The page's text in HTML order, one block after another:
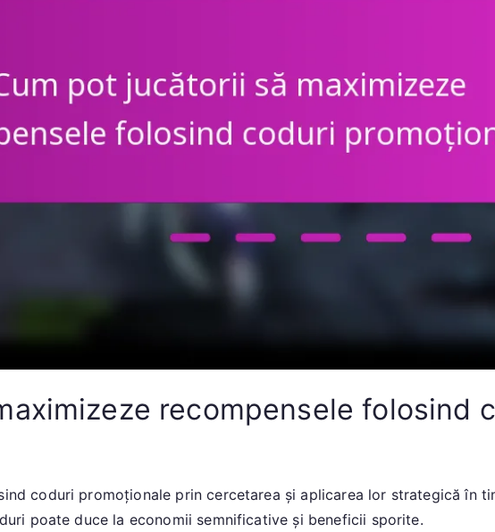
recompensele folosind
coduri promoționale prin cercetarea și aplicarea lor strategică în
poate duce la economii semnificative și beneficii sporite.